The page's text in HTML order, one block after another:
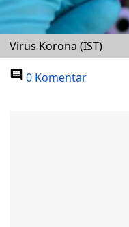
Virus Korona (IST)
0 Komentar